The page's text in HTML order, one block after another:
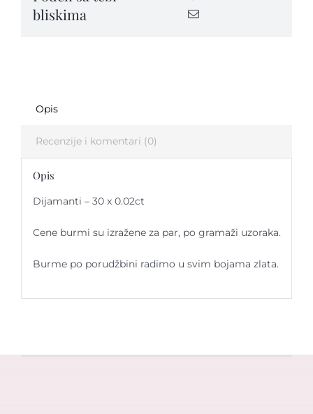
bliskima
Opis
Recenzije i komentari (0)
Opis
Dijamanti – 30 x 0.02ct
Cene burmi su izražene za par, po gramaži uzoraka.
Burme po porudžbini radimo u svim bojama zlata.